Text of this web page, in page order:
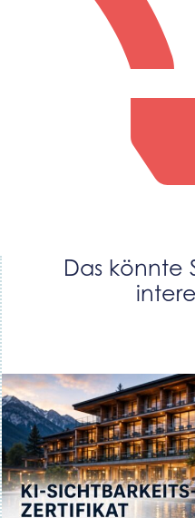
Das könnte